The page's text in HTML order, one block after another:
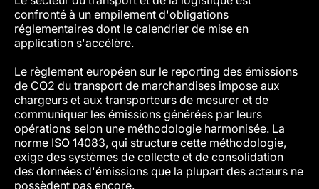
confronté à un empilement d'obligations
réglementaires dont le calendrier de mise en
application s'accélère.
Le règlement européen sur le reporting des émissions
de CO2 du transport de marchandises impose aux
chargeurs et aux transporteurs de mesurer et de
communiquer les émissions générées par leurs
opérations selon une méthodologie harmonisée. La
norme ISO 14083, qui structure cette méthodologie,
exige des systèmes de collecte et de consolidation
des données d'émissions que la plupart des acteurs ne
possèdent pas encore.